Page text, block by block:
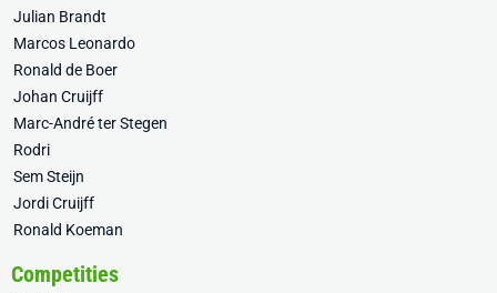
Julian Brandt
Marcos Leonardo
Ronald de Boer
Johan Cruijff
Marc-André ter Stegen
Rodri
Sem Steijn
Jordi Cruijff
Ronald Koeman
Competities